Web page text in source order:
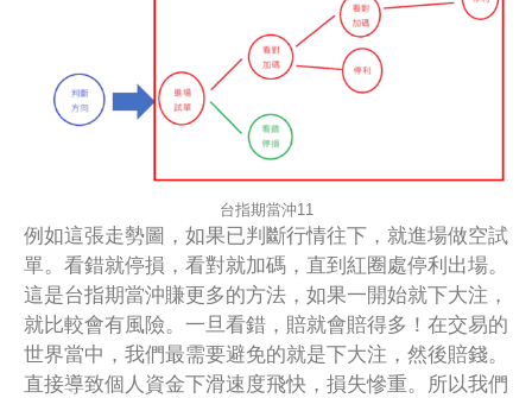
台指期當沖11
例如這張走勢圖，如果已判斷行情往下，就進場做空試
單。看錯就停損，看對就加碼，直到紅圈處停利出場。
這是台指期當沖賺更多的方法，如果一開始就下大注，
就比較會有風險。一旦看錯，賠就會賠得多！在交易的
世界當中，我們最需要避免的就是下大注，然後賠錢。
直接導致個人資金下滑速度飛快，損失慘重。所以我們